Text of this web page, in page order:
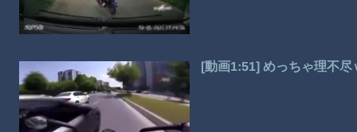
[動画1:51] めっちゃ理不